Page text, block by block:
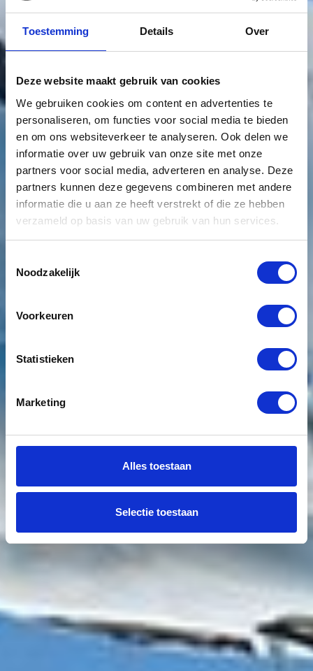
Toestemming Details Over
Deze website maakt gebruik van cookies
We gebruiken cookies om content en advertenties te
personaliseren, om functies voor social media te bieden
en om ons websiteverkeer te analyseren. Ook delen we
informatie over uw gebruik van onze site met onze
partners voor social media, adverteren en analyse. Deze
partners kunnen deze gegevens combineren met andere
informatie die u aan ze heeft verstrekt of die ze hebben
verzameld op basis van uw gebruik van hun services.
Noodzakelijk
Voorkeuren
Statistieken
Marketing
Alles toestaan
Selectie toestaan